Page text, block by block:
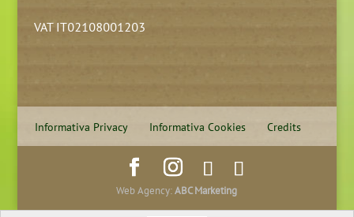
VAT IT02108001203
Informativa Privacy Informativa Cookies Credits
Web Agency:ABC Marketing